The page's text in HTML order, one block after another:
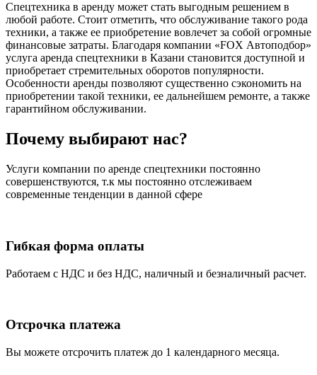
Спецтехника в аренду может стать выгодным решением в
любой работе. Стоит отметить, что обслуживание такого рода
техники, а также ее приобретение вовлечет за собой огромные
финансовые затраты. Благодаря компании «FOX Автоподбор»
услуга аренда спецтехники в Казани становится доступной и
приобретает стремительных оборотов популярности.
Особенности аренды позволяют существенно сэкономить на
приобретении такой техники, ее дальнейшем ремонте, а также
гарантийном обслуживании.
Почему выбирают нас?
Услуги компании по аренде спецтехники постоянно
совершенствуются, т.к мы постоянно отслеживаем
современные тенденции в данной сфере
Гибкая форма оплаты
Работаем с НДС и без НДС, наличный и безналичный расчет.
Отсрочка платежа
Вы можете отсрочить платеж до 1 календарного месяца.